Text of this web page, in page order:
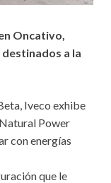
Oncativo,
a la
Iveco exhibe
Power
con energías
que le